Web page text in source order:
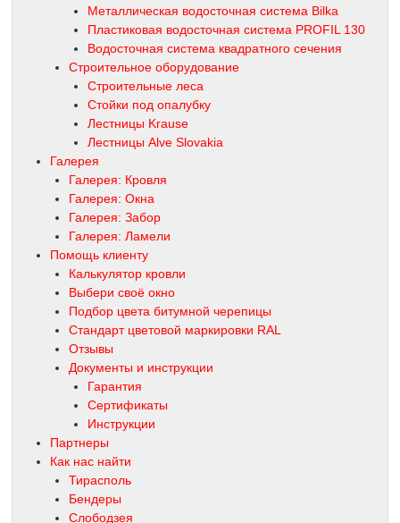
Металлическая водосточная система Bilka
Пластиковая водосточная система PROFIL 130
Водосточная система квадратного сечения
Строительное оборудование
Строительные леса
Стойки под опалубку
Лестницы Krause
Лестницы Alve Slovakia
Галерея
Галерея: Кровля
Галерея: Окна
Галерея: Забор
Галерея: Ламели
Помощь клиенту
Калькулятор кровли
Выбери своё окно
Подбор цвета битумной черепицы
Стандарт цветовой маркировки RAL
Отзывы
Документы и инструкции
Гарантия
Сертификаты
Инструкции
Партнеры
Как нас найти
Тирасполь
Бендеры
Слободзея